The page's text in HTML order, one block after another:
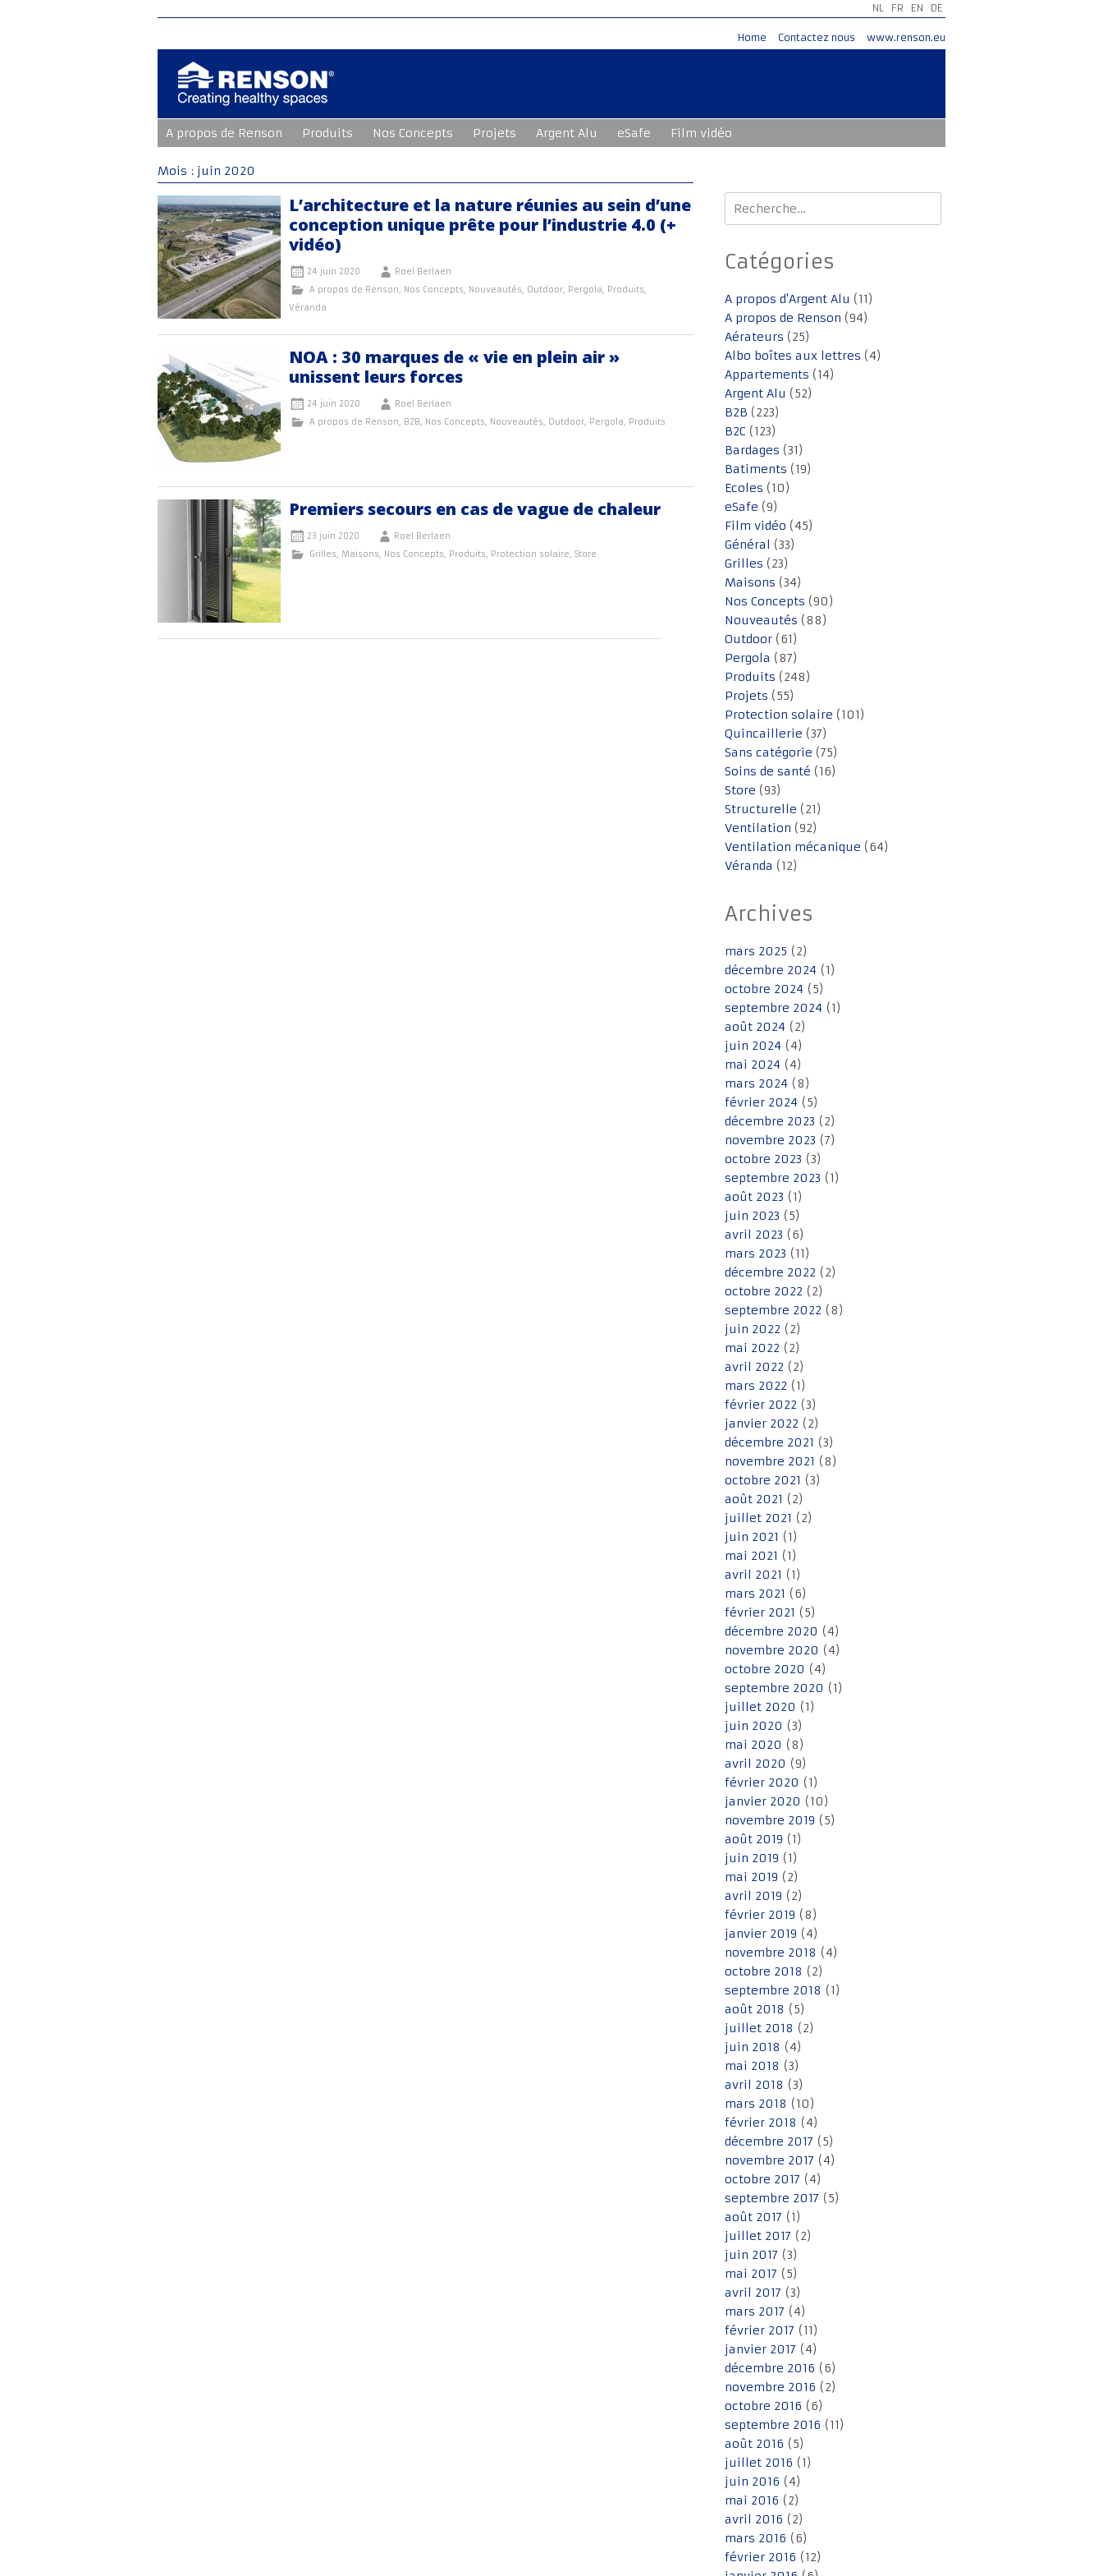
NL FR EN DE
Home Contactez nous www.renson.eu
au
contenu
principal
A propos de Renson Produits Nos Concepts Projets Argent Alu eSafe Film vidéo
Mois : juin 2020
L’architecture et la nature réunies au sein d’une
conception unique prête pour l’industrie 4.0 (+
vidéo)
24 juin 2020
Roel Berlaen
A propos de Renson, Nos Concepts, Nouveautés, Outdoor, Pergola, Produits,
Véranda
NOA : 30 marques de « vie en plein air »
unissent leurs forces
24 juin 2020
Roel Berlaen
A propos de Renson, B2B, Nos Concepts, Nouveautés, Outdoor, Pergola, Produits
Premiers secours en cas de vague de chaleur
23 juin 2020
Roel Berlaen
Grilles, Maisons, Nos Concepts, Produits, Protection solaire, Store
Rechercher :
Catégories
A propos d'Argent Alu (11)
A propos de Renson (94)
Aérateurs (25)
Albo boîtes aux lettres (4)
Appartements (14)
Argent Alu (52)
B2B (223)
B2C (123)
Bardages (31)
Batiments (19)
Ecoles (10)
eSafe (9)
Film vidéo (45)
Général (33)
Grilles (23)
Maisons (34)
Nos Concepts (90)
Nouveautés (88)
Outdoor (61)
Pergola (87)
Produits (248)
Projets (55)
Protection solaire (101)
Quincaillerie (37)
Sans catégorie (75)
Soins de santé (16)
Store (93)
Structurelle (21)
Ventilation (92)
Ventilation mécanique (64)
Véranda (12)
Archives
mars 2025 (2)
décembre 2024 (1)
octobre 2024 (5)
septembre 2024 (1)
août 2024 (2)
juin 2024 (4)
mai 2024 (4)
mars 2024 (8)
février 2024 (5)
décembre 2023 (2)
novembre 2023 (7)
octobre 2023 (3)
septembre 2023 (1)
août 2023 (1)
juin 2023 (5)
avril 2023 (6)
mars 2023 (11)
décembre 2022 (2)
octobre 2022 (2)
septembre 2022 (8)
juin 2022 (2)
mai 2022 (2)
avril 2022 (2)
mars 2022 (1)
février 2022 (3)
janvier 2022 (2)
décembre 2021 (3)
novembre 2021 (8)
octobre 2021 (3)
août 2021 (2)
juillet 2021 (2)
juin 2021 (1)
mai 2021 (1)
avril 2021 (1)
mars 2021 (6)
février 2021 (5)
décembre 2020 (4)
novembre 2020 (4)
octobre 2020 (4)
septembre 2020 (1)
juillet 2020 (1)
juin 2020 (3)
mai 2020 (8)
avril 2020 (9)
février 2020 (1)
janvier 2020 (10)
novembre 2019 (5)
août 2019 (1)
juin 2019 (1)
mai 2019 (2)
avril 2019 (2)
février 2019 (8)
janvier 2019 (4)
novembre 2018 (4)
octobre 2018 (2)
septembre 2018 (1)
août 2018 (5)
juillet 2018 (2)
juin 2018 (4)
mai 2018 (3)
avril 2018 (3)
mars 2018 (10)
février 2018 (4)
décembre 2017 (5)
novembre 2017 (4)
octobre 2017 (4)
septembre 2017 (5)
août 2017 (1)
juillet 2017 (2)
juin 2017 (3)
mai 2017 (5)
avril 2017 (3)
mars 2017 (4)
février 2017 (11)
janvier 2017 (4)
décembre 2016 (6)
novembre 2016 (2)
octobre 2016 (6)
septembre 2016 (11)
août 2016 (5)
juillet 2016 (1)
juin 2016 (4)
mai 2016 (2)
avril 2016 (2)
mars 2016 (6)
février 2016 (12)